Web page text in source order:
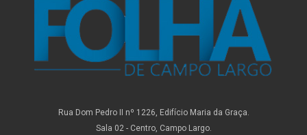
Rua Dom Pedro II nº 1226, Edifício Maria da Graça.
Sala 02 - Centro, Campo Largo.